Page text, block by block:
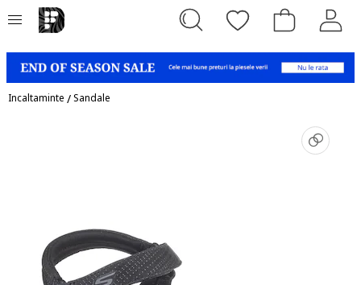
Incaltaminte /Sandale